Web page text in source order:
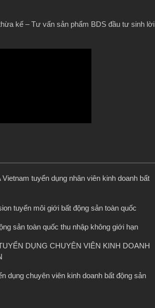
kế – Tư vấn sản phẩm BDS đầu tư sinh lời
tuyển dụng nhân viên kinh doanh bất
tuyển môi giới bất động sản toàn quốc
sản toàn quốc thu nhập không giới hạn
DỤNG CHUYÊN VIÊN KINH DOANH
dụng chuyên viên kinh doanh bất động sản